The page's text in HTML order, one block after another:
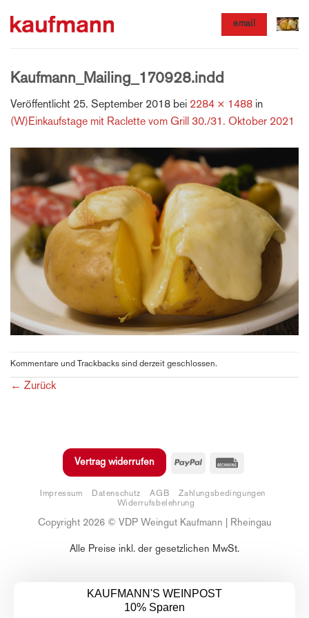
Inhalt
email
Kaufmann_Mailing_170928.indd
Veröffentlicht 25. September 2018 bei 2284 × 1488 in
(W)Einkaufstage mit Raclette vom Grill 30./31. Oktober 2021
Kommentare und Trackbacks sind derzeit geschlossen.
← Zurück
Vertrag widerrufen PayPal
Impressum Datenschutz AGB
Zahlungsbedingungen
Widerrufsbelehrung
Copyright 2026 © VDP Weingut Kaufmann | Rheingau
Alle Preise inkl. der gesetzlichen MwSt.
KAUFMANN'S WEINPOST
Unseren Newsletter
abonnieren und 10% Rabatt
auf die erste Bestellung
E-Mail-Adresse